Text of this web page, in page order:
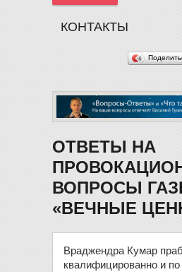
КОНТАКТЫ
ОТВЕТЫ НА
ВОПРОСЫ
«ВЕЧНЫЕ
Враджендра Кумар
квалифицированно и